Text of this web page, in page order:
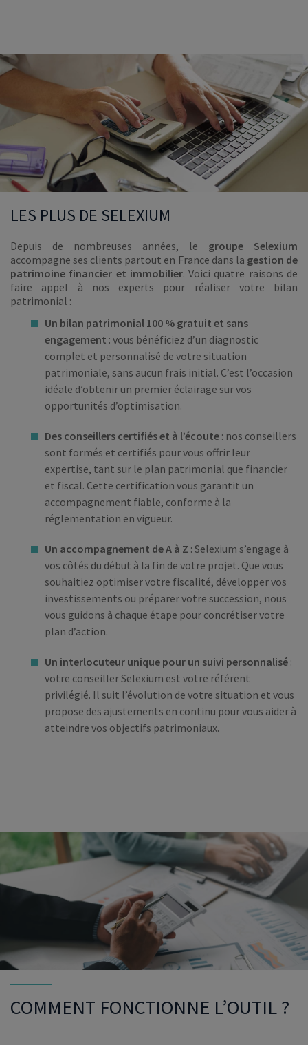
LES PLUS DE SELEXIUM
Depuis de nombreuses années, le groupe Selexium
accompagne ses clients partout en France dans la gestion de
patrimoine financier et immobilier. Voici quatre raisons de
faire appel à nos experts pour réaliser votre bilan
patrimonial :
Un bilan patrimonial 100 % gratuit et sans
engagement : vous bénéficiez d’un diagnostic
complet et personnalisé de votre situation
patrimoniale, sans aucun frais initial. C’est l’occasion
idéale d’obtenir un premier éclairage sur vos
opportunités d’optimisation.
Des conseillers certifiés et à l’écoute : nos conseillers
sont formés et certifiés pour vous offrir leur
expertise, tant sur le plan patrimonial que financier
et fiscal. Cette certification vous garantit un
accompagnement fiable, conforme à la
réglementation en vigueur.
Un accompagnement de A à Z : Selexium s’engage à
vos côtés du début à la fin de votre projet. Que vous
souhaitiez optimiser votre fiscalité, développer vos
investissements ou préparer votre succession, nous
vous guidons à chaque étape pour concrétiser votre
plan d’action.
Un interlocuteur unique pour un suivi personnalisé :
votre conseiller Selexium est votre référent
privilégié. Il suit l’évolution de votre situation et vous
propose des ajustements en continu pour vous aider à
atteindre vos objectifs patrimoniaux.
COMMENT FONCTIONNE L’OUTIL ?